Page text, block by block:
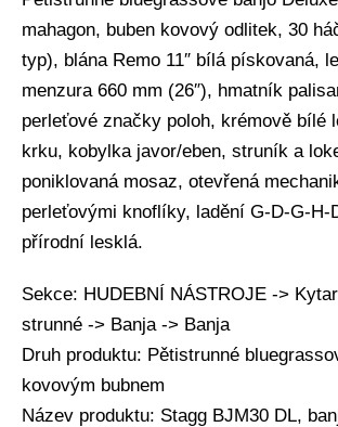
mahagon, buben kovový odlitek, 30
typ), blána Remo 11″ bílá pískovaná,
menzura 660 mm (26″), hmatník
perleťové značky poloh, krémově bílé
krku, kobylka javor/eben, struník a
poniklovaná mosaz, otevřená
perleťovými knoflíky, ladění G-D-G-H-
přírodní lesklá.
Sekce: HUDEBNÍ NÁSTROJE ->
strunné -> Banja -> Banja
Druh produktu: Pětistrunné
kovovým bubnem
Název produktu: Stagg BJM30 DL,